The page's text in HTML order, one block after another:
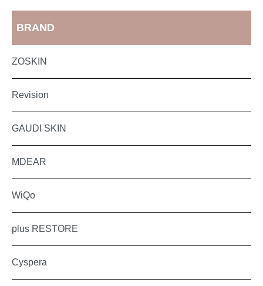
BRAND
ZOSKIN
Revision
GAUDI SKIN
MDEAR
WiQo
plus RESTORE
Cyspera